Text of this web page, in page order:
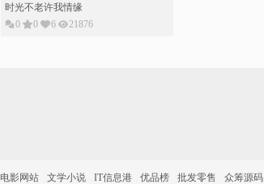
时光不老许我情缘
0
0 6 21876
电影网站 文学小说 IT信息港 优品榜 批发零售 众筹源码